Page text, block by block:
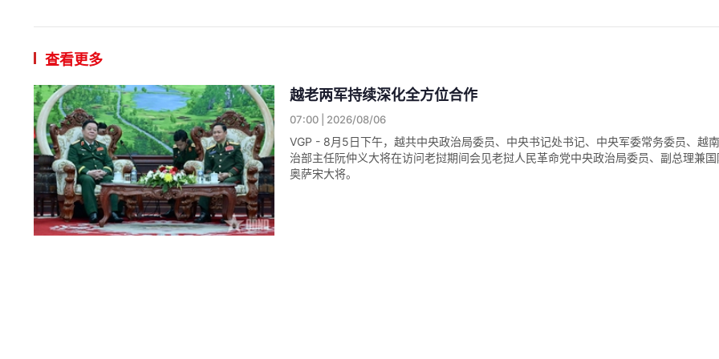
查看更多
越老两军持续深化全方位合作
07:00 | 2026/08/06
VGP - 8月5日下午，越共中央政治局委员、中央书记处书记、中央军委常务委员、越
治部主任阮仲义大将在访问老挝期间会见老挝人民革命党中央政治局委员、副总理兼国
奥萨宋大将。